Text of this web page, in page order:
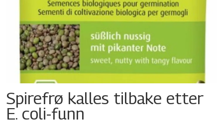
Spirefrø kalles tilbake etter
E. coli-funn